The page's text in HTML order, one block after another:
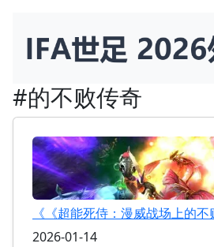
#的不败传奇
《《超能死侍：漫威战场上的不
2026-01-14